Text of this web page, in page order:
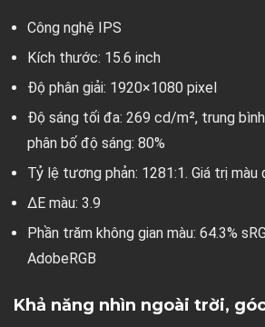
Công nghệ IPS
Kích thước: 15.6 inch
Độ phân giải: 1920×1080 pixel
Độ sáng tối đa: 269 cd/m², trung
phân bố độ sáng: 80%
Tỷ lệ tương phản: 1281:1. Giá trị màu
ΔE màu: 3.9
Phần trăm không gian màu: 64.3%
AdobeRGB
Khả năng nhìn ngoài trời,